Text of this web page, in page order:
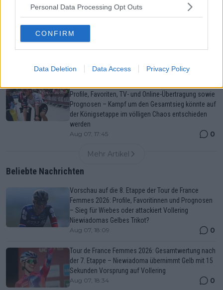
Personal Data Processing Opt Outs
CONFIRM
Data Deletion Data Access Privacy Policy
Vorschau auf die 8. Etappe der Tour de France
Femmes 2026: Profile, Favoritinnen und Prognosen
– Sieg für Wiebes oder attackiert Vollering
Aug 07, 18:09
Profile, Favoriten, TV- und Online-Übertragung sowie
Prognosen – Kampf um den Gesamtsieg könnte auf
der Königsetappe im völligen Chaos entschieden
werden
Aug 07, 17:45 0
Mehr Artikel
Beliebte Nachrichten
Vorschau auf die 8. Etappe der Tour de France
Femmes 2026: Profile, Favoritinnen und Prognosen
– Sieg für Wiebes oder attackiert Vollering
Niewiadomas Gelbes Trikot?
Aug 07, 18:09 0
Tour de France Femmes 2026: Gesamtwertung nach
der 7. Etappe – Niewiadoma übernimmt Gelb mit 15
Sekunden Vorsprung auf Vollering
Aug 07, 18:34 0